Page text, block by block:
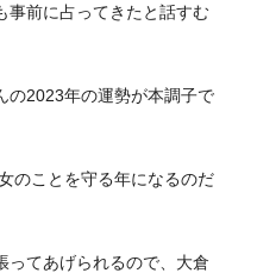
事前に占ってきたと話すむ
の2023年の運勢が本調子で
のことを守る年になるのだ
ってあげられるので、大倉